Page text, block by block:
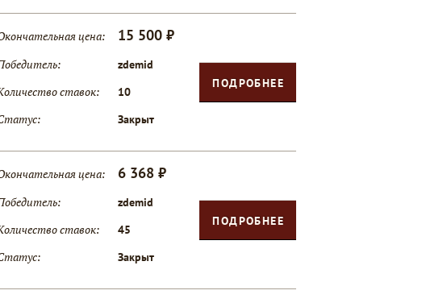
цена: 15 500 ₽
zdemid
ставок: 10
Закрыт
ПОДРОБНЕЕ
цена: 6 368 ₽
zdemid
ставок: 45
Закрыт
ПОДРОБНЕЕ